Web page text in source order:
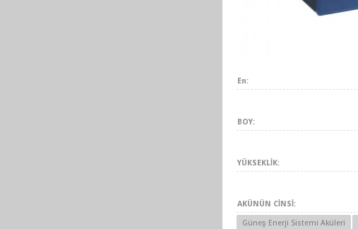
En:
BOY:
YÜKSEKLİK:
AKÜNÜN CİNSİ:
Güneş Enerji Sistemi Aküleri